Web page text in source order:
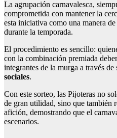
La agrupación carnavalesca,
comprometida con mantener la
esta iniciativa como una manera
durante la temporada.
El procedimiento es sencillo:
con la combinación premiada
integrantes de la murga a través de
sociales.
Con este sorteo, las Pijoteras no
de gran utilidad, sino que también
afición, demostrando que el
escenarios.